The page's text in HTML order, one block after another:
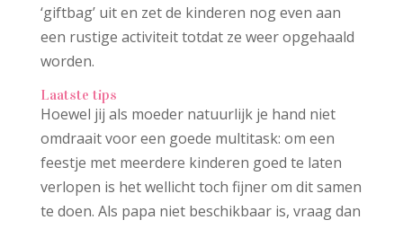
‘giftbag’ uit en zet de kinderen nog even aan
een rustige activiteit totdat ze weer opgehaald
worden.
Laatste tips
Hoewel jij als moeder natuurlijk je hand niet
omdraait voor een goede multitask: om een
feestje met meerdere kinderen goed te laten
verlopen is het wellicht toch fijner om dit samen
te doen. Als papa niet beschikbaar is, vraag dan